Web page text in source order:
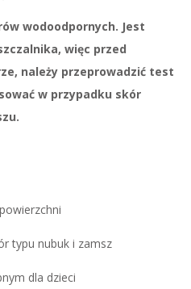
wodoodpornych. Jest
więc przed
należy przeprowadzić test
w przypadku skór
typu nubuk i zamsz
dla dzieci